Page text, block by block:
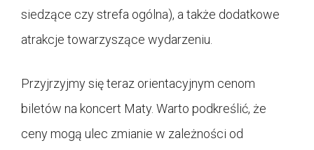
siedzące czy strefa ogólna), a także dodatkowe
atrakcje towarzyszące wydarzeniu.
Przyjrzyjmy się teraz orientacyjnym cenom
biletów na koncert Maty. Warto podkreślić, że
ceny mogą ulec zmianie w zależności od